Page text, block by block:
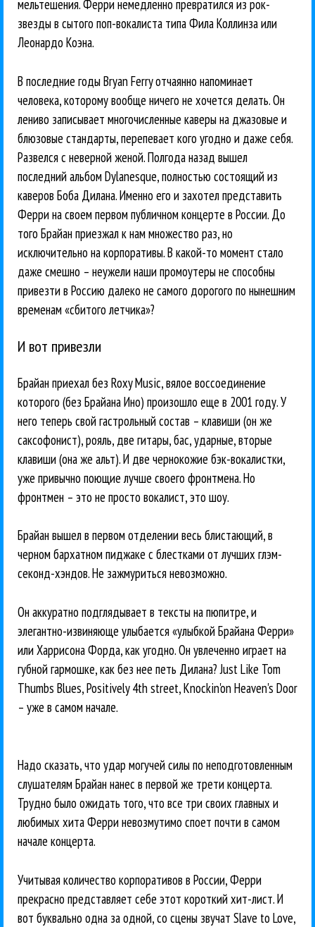
мельтешения. Ферри немедленно превратился из рок-
звезды в сытого поп-вокалиста типа Фила Коллинза или
Леонардо Коэна.
В последние годы Bryan Ferry отчаянно напоминает
человека, которому вообще ничего не хочется делать. Он
лениво записывает многочисленные каверы на джазовые и
блюзовые стандарты, перепевает кого угодно и даже себя.
Развелся с неверной женой. Полгода назад вышел
последний альбом Dylanesque, полностью состоящий из
каверов Боба Дилана. Именно его и захотел представить
Ферри на своем первом публичном концерте в России. До
того Брайан приезжал к нам множество раз, но
исключительно на корпоративы. В какой-то момент стало
даже смешно – неужели наши промоутеры не способны
привезти в Россию далеко не самого дорогого по нынешним
временам «сбитого летчика»?
И вот привезли
Брайан приехал без Roxy Music, вялое воссоединение
которого (без Брайана Ино) произошло еще в 2001 году. У
него теперь свой гастрольный состав – клавиши (он же
саксофонист), рояль, две гитары, бас, ударные, вторые
клавиши (она же альт). И две чернокожие бэк-вокалистки,
уже привычно поющие лучше своего фронтмена. Но
фронтмен – это не просто вокалист, это шоу.
Брайан вышел в первом отделении весь блистающий, в
черном бархатном пиджаке с блестками от лучших глэм-
секонд-хэндов. Не зажмуриться невозможно.
Он аккуратно подглядывает в тексты на пюпитре, и
элегантно-извиняюще улыбается «улыбкой Брайана Ферри»
или Харрисона Форда, как угодно. Он увлеченно играет на
губной гармошке, как без нее петь Дилана? Just Like Tom
Thumbs Blues, Positively 4th street, Knockin'on Heaven's Door
– уже в самом начале.
Надо сказать, что удар могучей силы по неподготовленным
слушателям Брайан нанес в первой же трети концерта.
Трудно было ожидать того, что все три своих главных и
любимых хита Ферри невозмутимо споет почти в самом
начале концерта.
Учитывая количество корпоративов в России, Ферри
прекрасно представляет себе этот короткий хит-лист. И
вот буквально одна за одной, со сцены звучат Slave to Love,